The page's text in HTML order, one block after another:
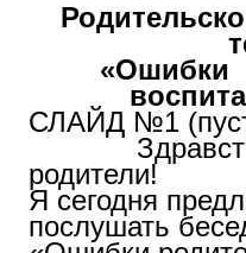
«Ошибки
СЛАЙД №1
родители!
Я сегодня
послушать